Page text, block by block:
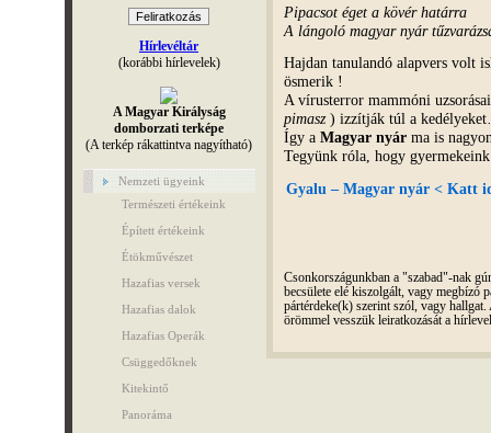
Hírlevéltár
(korábbi hírlevelek)
A Magyar Királyság
domborzati terképe
(A terkép rákattintva nagyítható)
Nemzeti ügyeink
Természeti értékeink
Épített értékeink
Étökművészet
Hazafias versek
Hazafias dalok
Hazafias Operák
Csüggedőknek
Kitekintő
Panoráma
Pipacsot éget a kövér határra
A lángoló magyar nyár
Hajdan tanulandó alapvers volt
ösmerik !
A vírusterror mammóni
pimasz) izzítják túl a
Így a Magyar nyárma is
Tegyünk róla, hogy
Gyalu – Magyar nyár < Katt
Csonkországunkban a "szabad"-nak
becsülete elé kiszolgált, vagy megbízó
pártérdeke(k) szerint szól, vagy
örömmel vesszük leiratkozását a